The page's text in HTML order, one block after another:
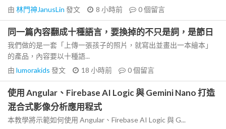
由 林門神JanusLin 發文 8 小時前 0個留言
同一篇內容翻成十種語言，要換掉的不只是詞，是節日
我們做的是一套「上傳一張孩子的照片，就寫出並畫出一本繪本」
的產品，內容要以十種語...
由 lumorakids 發文 18 小時前 0個留言
使用 Angular、Firebase AI Logic 與 Gemini Nano 打造
混合式影像分析應用程式
本教學將示範如何使用 Angular、Firebase AI Logic 與 G...